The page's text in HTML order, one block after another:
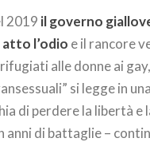
2019 il governo
l’odio e il rancore
alle donne ai
si legge in
di perdere la libertà e
anni di battaglie –